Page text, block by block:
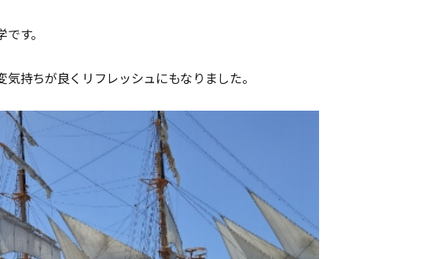
す。
持ちが良くリフレッシュにもなりました。